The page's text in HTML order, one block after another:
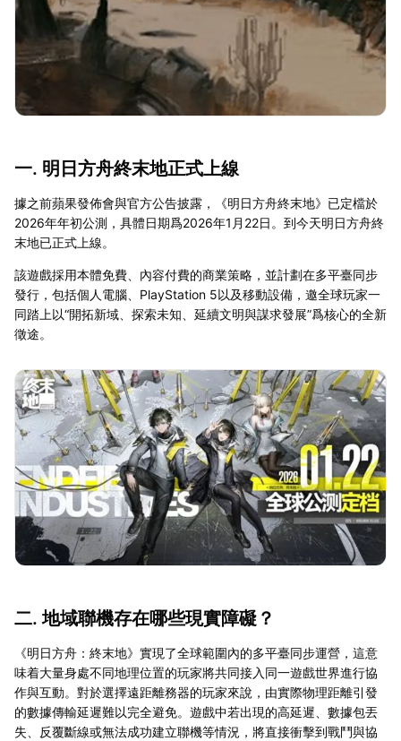
一. 明日方舟終末地正式上線
據之前蘋果發佈會與官方公告披露，《明日方舟終末地》已定檔於
2026年年初公測，具體日期爲2026年1月22日。到今天明日方舟終
末地已正式上線。
該遊戲採用本體免費、內容付費的商業策略，並計劃在多平臺同步
發行，包括個人電腦、PlayStation 5以及移動設備，邀全球玩家一
同踏上以“開拓新域、探索未知、延續文明與謀求發展”爲核心的全新
徵途。
二. 地域聯機存在哪些現實障礙？
《明日方舟：終末地》實現了全球範圍內的多平臺同步運營，這意
味着大量身處不同地理位置的玩家將共同接入同一遊戲世界進行協
作與互動。對於選擇遠距離務器的玩家來說，由實際物理距離引發
的數據傳輸延遲難以完全避免。遊戲中若出現的高延遲、數據包丟
失、反覆斷線或無法成功建立聯機等情況，將直接衝擊到戰鬥與協